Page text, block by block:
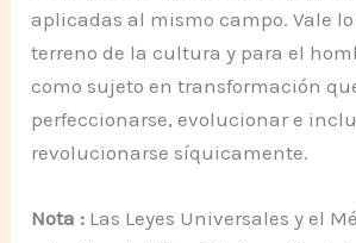
aplicadas al mismo campo. Vale
terreno de la cultura y para el
como sujeto en transformación
perfeccionarse, evolucionar e
revolucionarse síquicamente.
Nota : Las Leyes Universales y el